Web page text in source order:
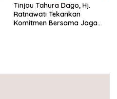
Tinjau Tahura Dago, Hj.
Ratnawati Tekankan
Komitmen Bersama Jaga